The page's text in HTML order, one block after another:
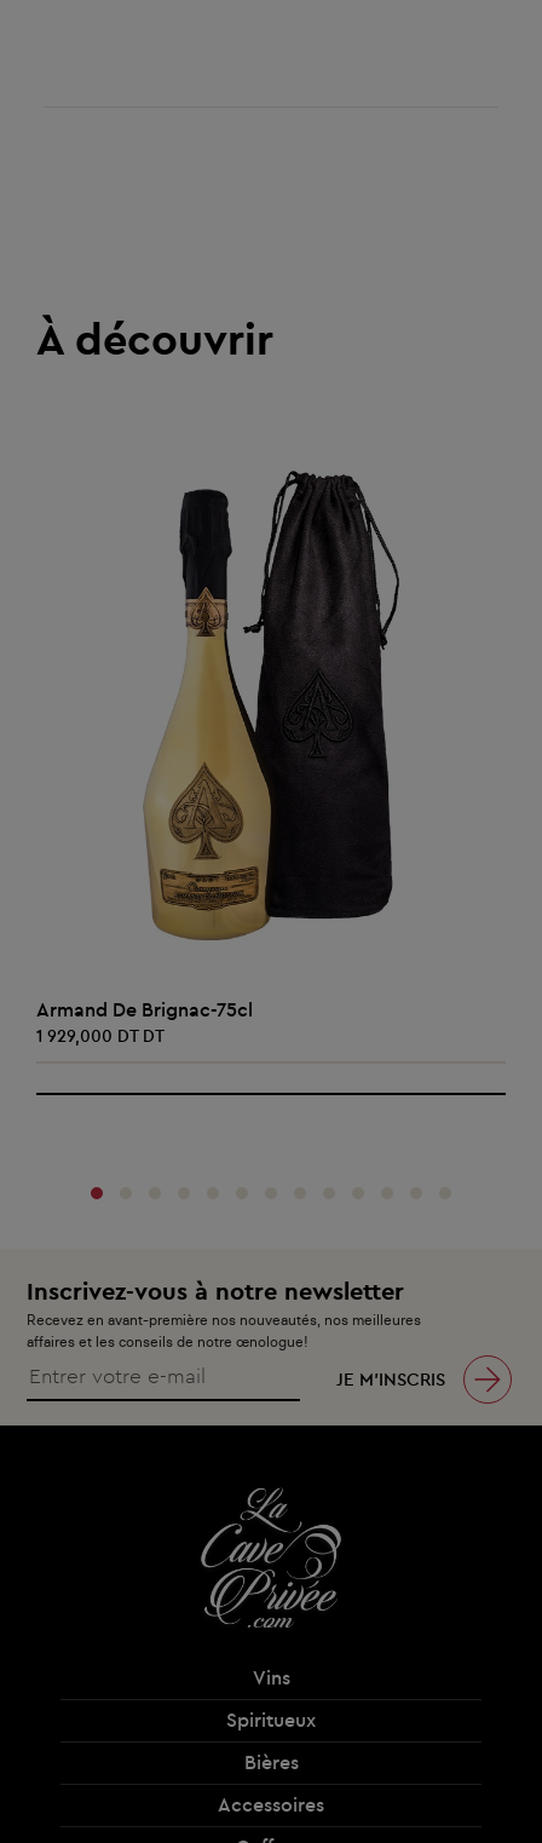
À découvrir
AJOUTER AU PANIER
Armand De Brignac-75cl
1 929,000 DT DT
Inscrivez-vous à notre newsletter
Recevez en avant-première nos nouveautés, nos meilleures
affaires et les conseils de notre œnologue!
JE M’INSCRIS
Vins
Spiritueux
Bières
Accessoires